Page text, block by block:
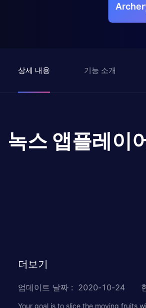
상세 내용 기능 소개
녹스 앱플레이
더보기
업데이트 날짜 : 2020-10-24
Your goal is to slice the moving fruits